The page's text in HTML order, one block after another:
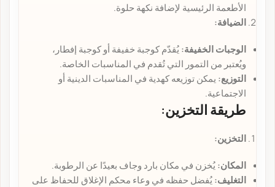
الأطعمة الرئيسية لإضافة نكهة حلوة.
الضيافة:
الوجبات الخفيفة:يُقدّم كوجبة خفيفة أو كوجبة إفطار،
ويُعتبر من التمور التي تُقدم في المناسبات الخاصة.
التوزيع: يمكن توزيعه كهدية في المناسبات الدينية أو
الاجتماعية.
طريقة التخزين:
التخزين:
المكان:يُخزن في مكان بارد وجاف بعيدًا عن الرطوبة.
التغليف:يُفضل حفظه في وعاء محكم الإغلاق للحفاظ على